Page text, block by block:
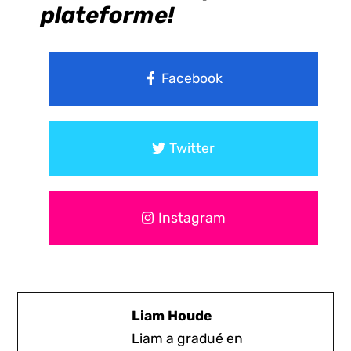
plateforme!
Facebook
Twitter
Instagram
Liam Houde
Liam a gradué en